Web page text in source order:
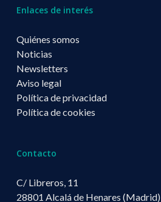
Enlaces de interés
Quiénes somos
Noticias
Newsletters
Aviso legal
Política de privacidad
Política de cookies
Contacto
C/ Libreros, 11
28801 Alcalá de Henares (Madrid)